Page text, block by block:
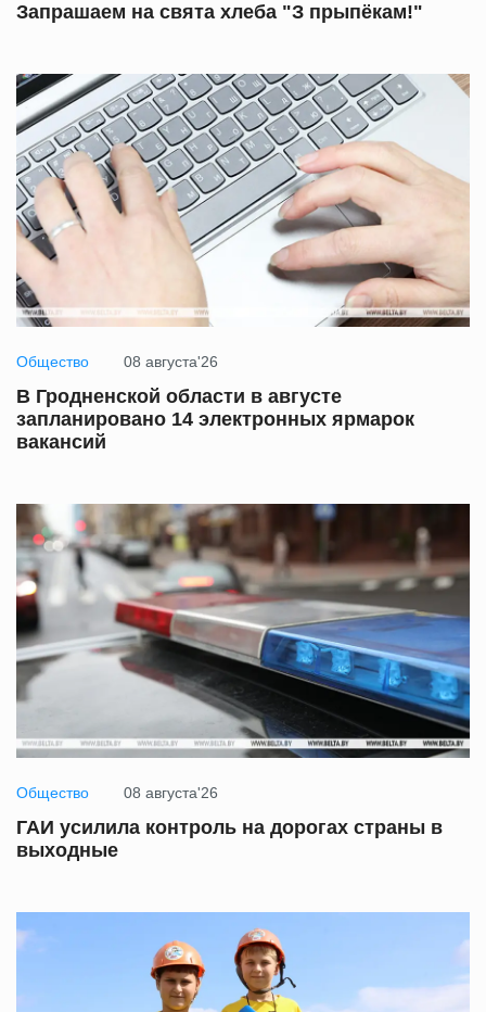
Запрашаем на свята хлеба "З прыпёкам!"
Общество 08 августа'26
В Гродненской области в августе
запланировано 14 электронных ярмарок
вакансий
Общество 08 августа'26
ГАИ усилила контроль на дорогах страны в
выходные